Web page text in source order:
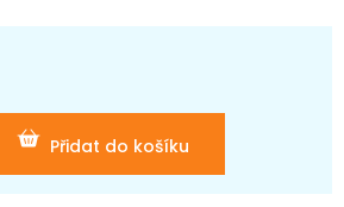
Přidat do košíku